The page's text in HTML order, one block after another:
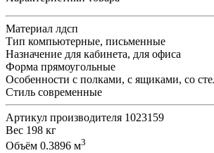
Материал лдсп
Тип компьютерные, письменные
Назначение для кабинета, для офиса
Форма прямоугольные
Особенности с полками, с ящиками, со
Стиль современные
Артикул производителя 1023159
Вес 198 кг
Объём 0.3896 м3